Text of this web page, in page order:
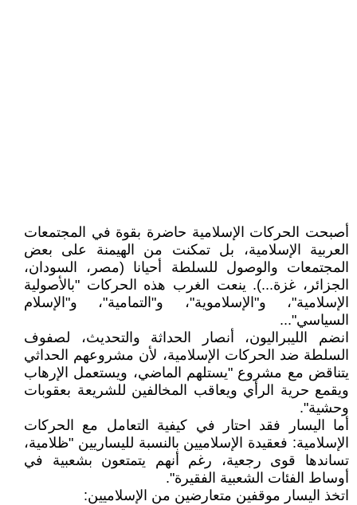
أصبحت الحركات الإسلامية حاضرة بقوة في المجتمعات
العربية الإسلامية، بل تمكنت من الهيمنة على بعض
المجتمعات والوصول للسلطة أحيانا (مصر، السودان،
الجزائر، غزة...). ينعت الغرب هذه الحركات "بالأصولية
الإسلامية"، و"الإسلاموية"، و"التمامية"، و"الإسلام
السياسي"...
انضم الليبراليون، أنصار الحداثة والتحديث، لصفوف
السلطة ضد الحركات الإسلامية، لأن مشروعهم الحداثي
يتناقض مع مشروع "يستلهم الماضي، ويستعمل الإرهاب
ويقمع حرية الرأي ويعاقب المخالفين للشريعة بعقوبات
وحشية".
أما اليسار فقد احتار في كيفية التعامل مع الحركات
الإسلامية: فعقيدة الإسلاميين بالنسبة لليساريين "ظلامية،
تساندها قوى رجعية، رغم أنهم يتمتعون بشعبية في
أوساط الفئات الشعبية الفقيرة".
اتخذ اليسار موقفين متعارضين من الإسلاميين: